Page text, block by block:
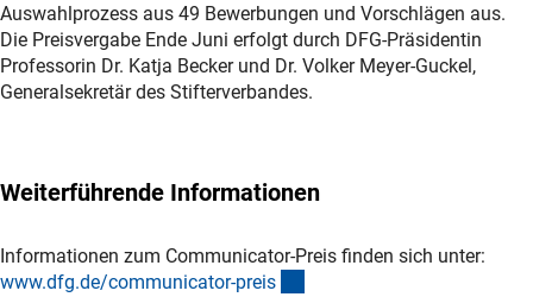
Auswahlprozess aus 49 Bewerbungen und Vorschlägen aus.
Die Preisvergabe Ende Juni erfolgt durch DFG-Präsidentin
Professorin Dr. Katja Becker und Dr. Volker Meyer-Guckel,
Generalsekretär des Stifterverbandes.
Weiterführende Informationen
Informationen zum Communicator-Preis finden sich unter:
www.dfg.de/communicator-preis